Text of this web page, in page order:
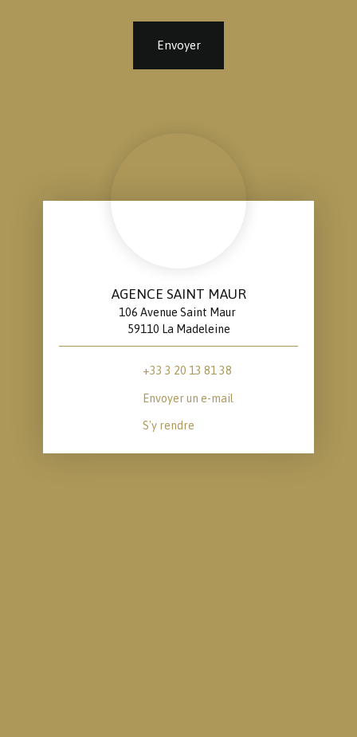
Envoyer
AGENCE SAINT MAUR
106 Avenue Saint Maur
59110 La Madeleine
+33 3 20 13 81 38
Envoyer un e-mail
S'y rendre